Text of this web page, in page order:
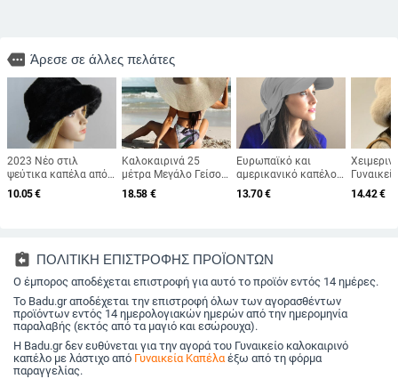
more Άρεσε σε άλλες πελάτες
2023 Νέο στιλ
ψεύτικα καπέλα από
γούνα κουνελιού
Super soft γυναικεία
φασόλια σκι
βελούδινα
μονόχρωμα
10.05€
Καλοκαιρινά 25
μέτρα Μεγάλο Γείσο
Πτυσσόμενα Καπέλα
Παραλίας Γυναικεία
Dropshipping
18.58 €
Ευρωπαϊκό και
αμερικανικό καπέλο
μπέιζμπολ για
καλοκαιρινές
χώρου, μονόχρωμο
γείσο, κασκόλ/καπέλο
13.70€
ψεύτικη
Μαλακό
14.42€
assignment_return ΠΟΛΙΤΙΚΗ ΕΠΙΣΤΡΟΦΗΣ ΠΡΟΪΟΝΤΩΝ
Ο έμπορος αποδέχεται επιστροφή για αυτό το προϊόν εντός 14 ημέρες.
Το Badu.gr αποδέχεται την επιστροφή όλων των αγορασθέντων
προϊόντων εντός 14 ημερολογιακών ημερών από την ημερομηνία
παραλαβής (εκτός από τα μαγιό και εσώρουχα).
Η Badu.gr δεν ευθύνεται για την αγορά του Γυναικείο καλοκαιρινό
καπέλο με λάστιχο από Γυναικεία Καπέλαέξω από τη φόρμα
παραγγελίας.